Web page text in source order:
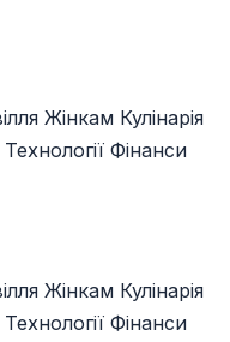
Жінкам Кулінарія
Технології Фінанси
Жінкам Кулінарія
Технології Фінанси